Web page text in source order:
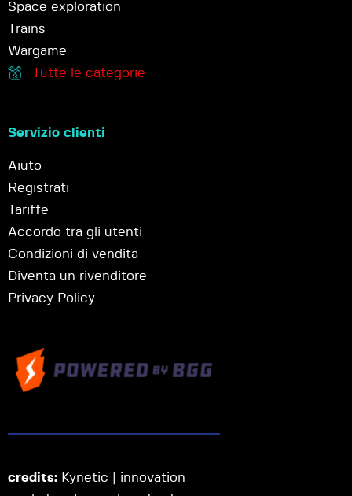
Space exploration
Trains
Wargame
Tutte le categorie
Servizio clienti
Aiuto
Registrati
Tariffe
Accordo tra gli utenti
Condizioni di vendita
Diventa un rivenditore
Privacy Policy
credits: Kynetic | innovation